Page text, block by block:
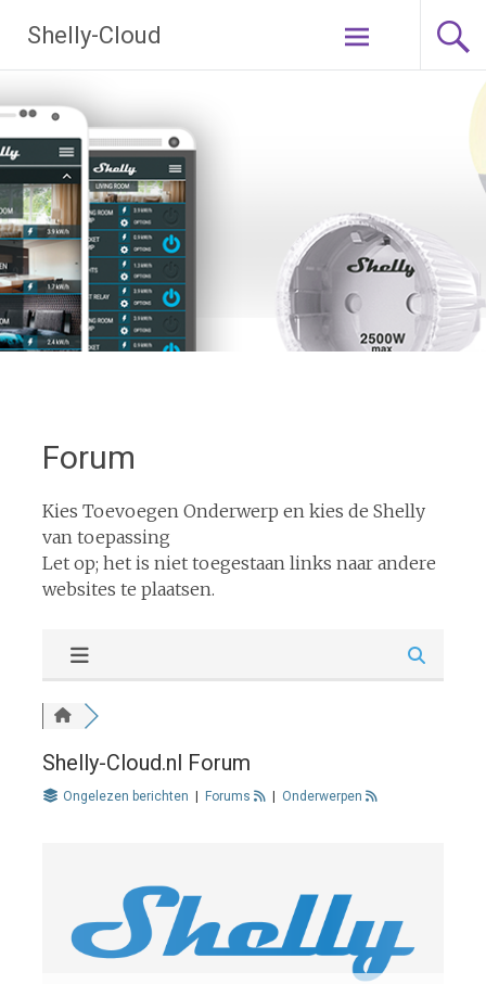
naar
de
Shelly-Cloud
Forum
Kies Toevoegen Onderwerp en kies de Shelly
van toepassing
Let op; het is niet toegestaan links naar andere
websites te plaatsen.
Shelly-Cloud.nl Forum
Ongelezen berichten Forums Onderwerpen